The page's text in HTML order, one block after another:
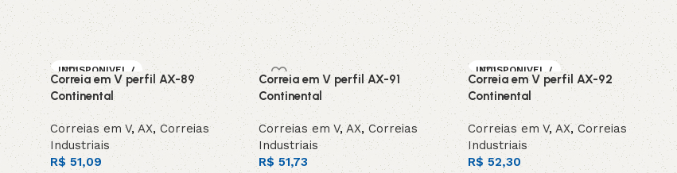
INDISPONIVEL /
SOB ENCOMEN
DA
Correia em V perfil AX-89
Continental
Correias em V, AX,Correias
Industriais
R$ 51,09
Correia em V perfil AX-91
Continental
Correias em V,AX,Correias
Industriais
R$ 51,73
INDISPONIVEL /
SOB ENCOMEN
DA
Correia em V perfil AX-92
Continental
Correias em V,AX,Correias
Industriais
R$ 52,30